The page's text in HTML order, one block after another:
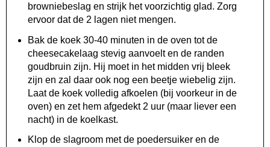
browniebeslag en strijk het voorzichtig glad. Zorg
ervoor dat de 2 lagen niet mengen.
Bak de koek 30-40 minuten in de oven tot de
cheesecakelaag stevig aanvoelt en de randen
goudbruin zijn. Hij moet in het midden vrij bleek
zijn en zal daar ook nog een beetje wiebelig zijn.
Laat de koek volledig afkoelen (bij voorkeur in de
oven) en zet hem afgedekt 2 uur (maar liever een
nacht) in de koelkast.
Klop de slagroom met de poedersuiker en de